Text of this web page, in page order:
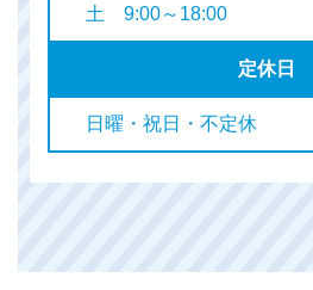
土 9:00～18:00
定休日
日曜・祝日・不定休